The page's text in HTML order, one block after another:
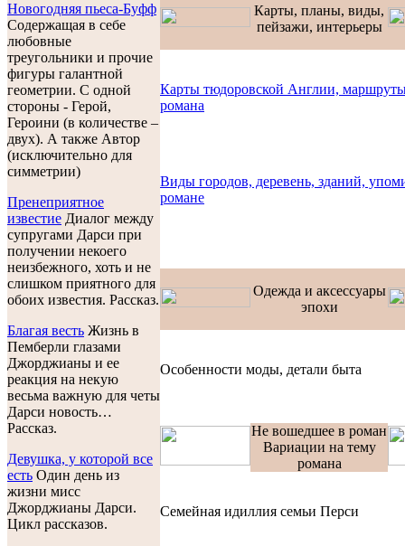
Новогодняя пьеса-Буфф
Содержащая в себе
любовные
треугольники и прочие
фигуры галантной
геометрии. С одной
стороны - Герой,
Героини (в количестве –
двух). А также Автор
(исключительно для
симметрии)
Пренеприятное
известие Диалог между
супругами Дарси при
получении некоего
неизбежного, хоть и не
слишком приятного для
обоих известия. Рассказ.
Благая весть Жизнь в
Пемберли глазами
Джорджианы и ее
реакция на некую
весьма важную для четы
Дарси новость…
Рассказ.
Девушка, у которой все
есть Один день из
жизни мисс
Джорджианы Дарси.
Цикл рассказов.
Карты, планы, виды,
пейзажи, интерьеры
Карты тюдоровской Англии,
романа
Виды городов, деревень, зданий,
романе
Одежда и аксессуары
эпохи
Особенности моды, детали быта
Не вошедшее в роман
Вариации на тему
романа
Семейная идиллия семьи Перси